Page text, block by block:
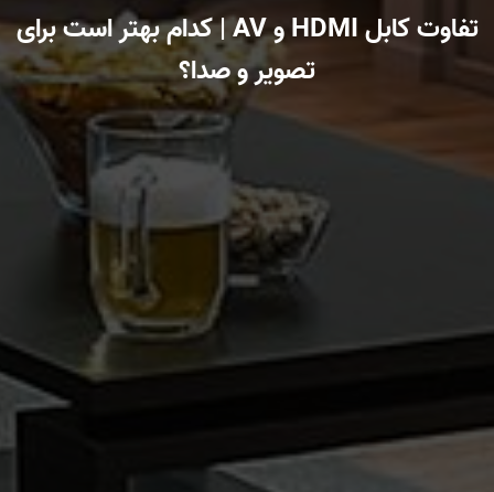
تفاوت کابل HDMI و AV | کدام بهتر است برای
تصویر و صدا؟